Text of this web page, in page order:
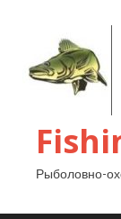
Рыболовно-